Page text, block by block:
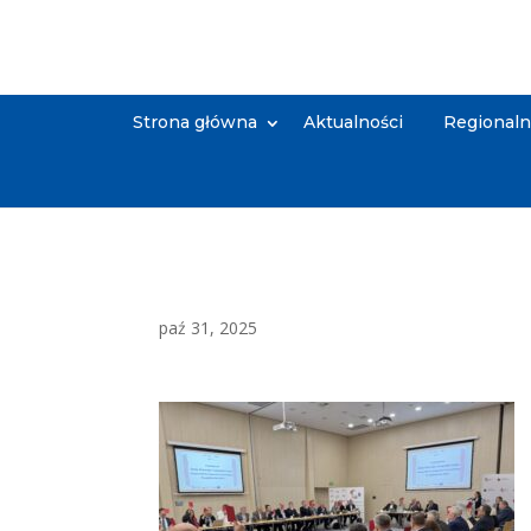
Strona główna Aktualności
paź 31, 2025